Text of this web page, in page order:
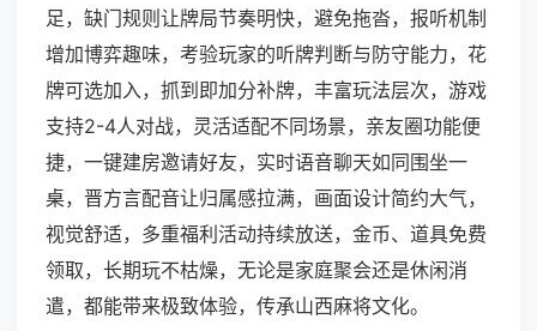
足，缺门规则让牌局节奏明快，避免拖沓，报听机制
增加博弈趣味，考验玩家的听牌判断与防守能力，花
牌可选加入，抓到即加分补牌，丰富玩法层次，游戏
支持2-4人对战，灵活适配不同场景，亲友圈功能便
捷，一键建房邀请好友，实时语音聊天如同围坐一
桌，晋方言配音让归属感拉满，画面设计简约大气，
视觉舒适，多重福利活动持续放送，金币、道具免费
领取，长期玩不枯燥，无论是家庭聚会还是休闲消
遣，都能带来极致体验，传承山西麻将文化。